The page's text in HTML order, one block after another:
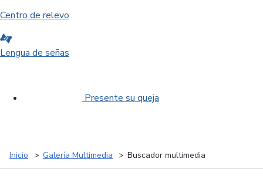
Centro de relevo
Lengua de señas
Presente su queja
Inicio Galería Multimedia Buscador multimedia